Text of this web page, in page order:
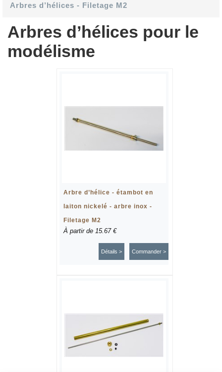
Arbres d’hélices - Filetage M2
Arbres d’hélices pour le
modélisme
Arbre d’hélice - étambot en
laiton nickelé - arbre inox -
Filetage M2
À partir de 15.67 €
Commander >
Détails >